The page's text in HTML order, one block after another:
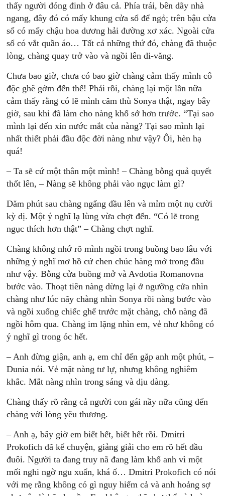
thấy người đóng đinh ở đâu cả. Phía trái, bên dãy nhà
ngang, đây đó có mấy khung cửa sổ để ngỏ; trên bậu cửa
sổ có mấy chậu hoa dương hải đường xơ xác. Ngoài cửa
sổ có vắt quần áo… Tất cả những thứ đó, chàng đã thuộc
lòng, chàng quay trở vào và ngồi lên đi-văng.
Chưa bao giờ, chưa có bao giờ chàng cảm thấy mình cô
độc ghê gớm đến thế! Phải rồi, chàng lại một lần nữa
cảm thấy rằng có lẽ mình căm thù Sonya thật, ngay bây
giờ, sau khi đã làm cho nàng khổ sở hơn trước. “Tại sao
mình lại đến xin nước mắt của nàng? Tại sao mình lại
nhất thiết phải đầu độc đời nàng như vậy? Ôi, hèn hạ
quá!
– Ta sẽ cứ một thân một mình! – Chàng bỗng quả quyết
thốt lên, – Nàng sẽ không phải vào ngục làm gì?
Dăm phút sau chàng ngẩng đầu lên và mỉm một nụ cười
kỳ dị. Một ý nghĩ lạ lùng vừa chợt đến. “Có lẽ trong
ngục thích hơn thật” – Chàng chợt nghĩ.
Chàng không nhớ rõ mình ngồi trong buồng bao lâu với
những ý nghĩ mơ hồ cứ chen chúc hàng mớ trong đầu
như vậy. Bỗng cửa buồng mở và Avdotia Romanovna
bước vào. Thoạt tiên nàng dừng lại ở ngưỡng cửa nhìn
chàng như lúc nãy chàng nhìn Sonya rồi nàng bước vào
và ngồi xuống chiếc ghế trước mặt chàng, chỗ nàng đã
ngồi hôm qua. Chàng im lặng nhìn em, vẻ như không có
ý nghĩ gì trong óc hết.
– Anh đừng giận, anh ạ, em chỉ đến gặp anh một phút, –
Dunia nói. Vẻ mặt nàng tư lự, nhưng không nghiêm
khắc. Mắt nàng nhìn trong sáng và dịu dàng.
Chàng thấy rõ rằng cả người con gái nầy nữa cũng đến
chàng với lòng yêu thương.
– Anh ạ, bây giờ em biết hết, biết hết rồi. Dmitri
Prokofich đã kể chuyện, giảng giải cho em rõ hết đầu
đuôi. Người ta đang truy nã đang làm khổ anh vì một
mối nghi ngờ ngu xuẩn, khá ố… Dmitri Prokofich có nói
với mẹ rằng không có gì nguy hiểm cả và anh hoảng sợ